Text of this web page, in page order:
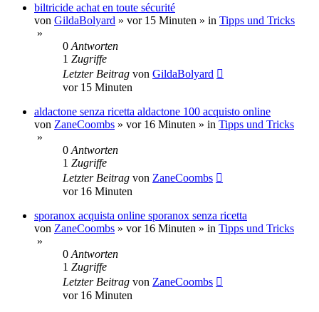
biltricide achat en toute sécurité
von GildaBolyard » vor 15 Minuten » in Tipps und Tricks
»
0 Antworten
1 Zugriffe
Letzter Beitrag von GildaBolyard
vor 15 Minuten
aldactone senza ricetta aldactone 100 acquisto online
von ZaneCoombs » vor 16 Minuten » in Tipps und Tricks
»
0 Antworten
1 Zugriffe
Letzter Beitrag von ZaneCoombs
vor 16 Minuten
sporanox acquista online sporanox senza ricetta
von ZaneCoombs » vor 16 Minuten » in Tipps und Tricks
»
0 Antworten
1 Zugriffe
Letzter Beitrag von ZaneCoombs
vor 16 Minuten